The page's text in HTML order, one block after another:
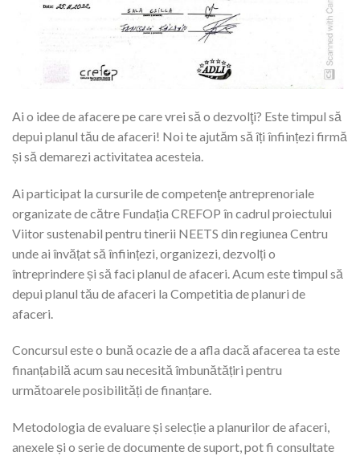
Ai o idee de afacere pe care vrei să o dezvolţi? Este timpul să
depui planul tău de afaceri! Noi te ajutăm să îți înființezi firmă
și să demarezi activitatea acesteia.
Ai participat la cursurile de competenţe antreprenoriale
organizate de către Fundația CREFOP în cadrul proiectului
Viitor sustenabil pentru tinerii NEETS din regiunea Centru
unde ai învățat să înființezi, organizezi, dezvolți o
întreprindere și să faci planul de afaceri. Acum este timpul să
depui planul tău de afaceri la Competitia de planuri de
afaceri.
Concursul este o bună ocazie de a afla dacă afacerea ta este
finanțabilă acum sau necesită îmbunătățiri pentru
următoarele posibilități de finanțare.
Metodologia de evaluare și selecție a planurilor de afaceri,
anexele și o serie de documente de suport, pot fi consultate